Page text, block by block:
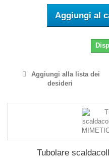
Aggiungi al
Aggiungi alla lista dei
desideri
Tubolare